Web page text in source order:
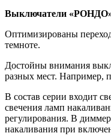
Выключатели
Оптимизированы
темноте.
Достойны внимания
разных мест. Например,
В состав серии входит
свечения ламп
регулирования. В
накаливания при